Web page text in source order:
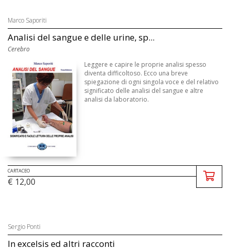
Marco Saporiti
Analisi del sangue e delle urine, sp...
Cerebro
Leggere e capire le proprie analisi spesso
diventa difficoltoso. Ecco una breve
spiegazione di ogni singola voce e del relativo
significato delle analisi del sangue e altre
analisi da laboratorio.
CARTACEO
€ 12,00
Sergio Ponti
In excelsis ed altri racconti